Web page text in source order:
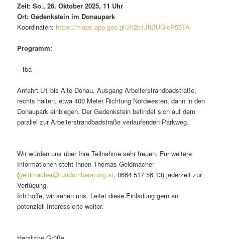
Zeit: So., 26. Oktober 2025, 11 Uhr
Ort: Gedenkstein im Donaupark
Koordinaten: https://maps.app.goo.gl/Jh2b1JhBUGicR55TA
Programm:
– tba –
Anfahrt U1 bis Alte Donau, Ausgang Arbeiterstrandbadstraße,
rechts halten, etwa 400 Meter Richtung Nordwesten, dann in den
Donaupark einbiegen. Der Gedenkstein befindet sich auf dem
parallel zur Arbeiterstrandbadstraße verlaufenden Parkweg.
Wir würden uns über Ihre Teilnahme sehr freuen. Für weitere
Informationen steht Ihnen Thomas Geldmacher
(geldmacher@rundumberatung.at, 0664 517 56 13) jederzeit zur
Verfügung.
Ich hoffe, wir sehen uns. Leitet diese Einladung gern an
potenziell Interessierte weiter.